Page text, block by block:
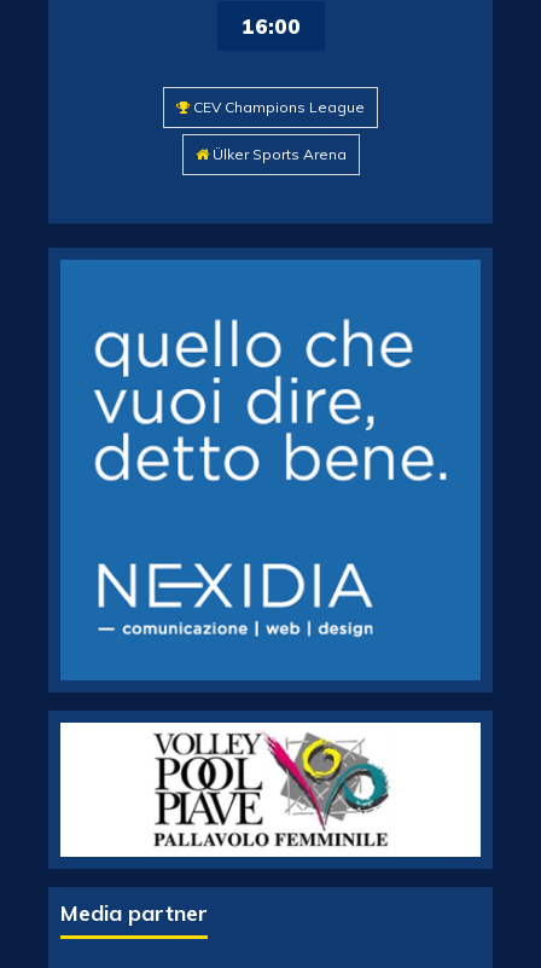
16:00
CEV Champions League
Ülker Sports Arena
Media partner